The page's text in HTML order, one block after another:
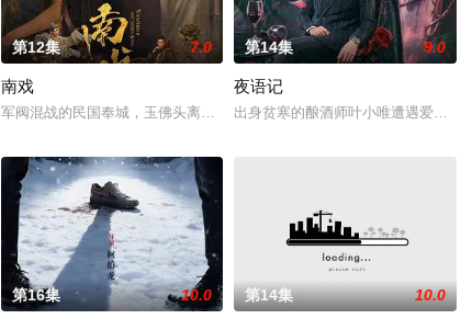
第12集 7.0
南戏
军阀混战的民国奉城，玉佛头离奇失窃，戏班主横尸戏台，将冷血少帅
第14集 9.0
夜语记
出身贫寒的酿酒师叶小唯遭遇爱人
第16集 10.0 第14集 10.0